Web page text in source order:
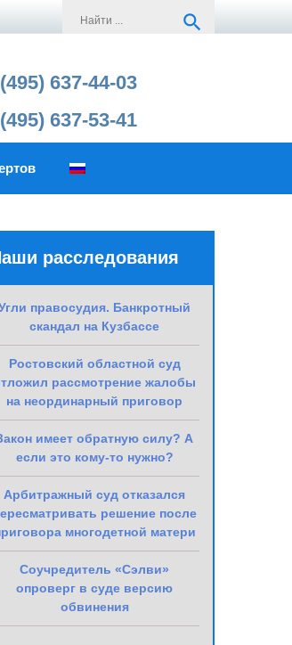
search
637-44-03
637-53-41
расследования
правосудия. Банкротный
скандал на Кузбассе
Ростовский областной суд
рассмотрение жалобы
на неординарный приговор
имеет обратную силу? А
если это кому-то нужно?
Арбитражный суд отказался
решение после
многодетной матери
Соучредитель «Сэлви»
опроверг в суде версию
обвинения